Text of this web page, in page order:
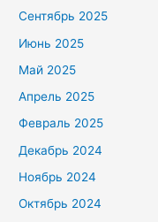
Сентябрь 2025
Июнь 2025
Май 2025
Апрель 2025
Февраль 2025
Декабрь 2024
Ноябрь 2024
Октябрь 2024